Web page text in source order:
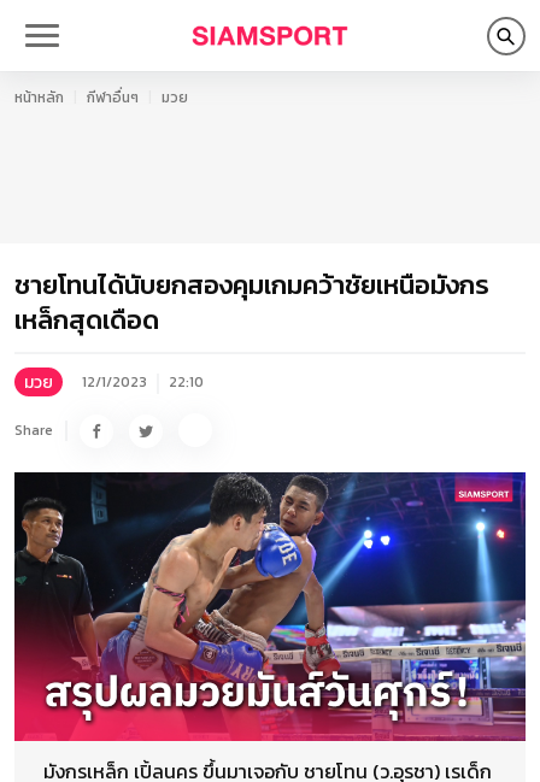
หน้าหลัก กีฬาอื่นๆ มวย
ชายโทนได้นับยกสองคุมเกมคว้าชัยเหนือมังกร
เหล็กสุดเดือด
มวย 12/1/2023 22:10
Share
มังกรเหล็ก เปิ้ลนคร ขึ้นมาเจอกับ ชายโทน (ว.อุรชา) เรเด็ก